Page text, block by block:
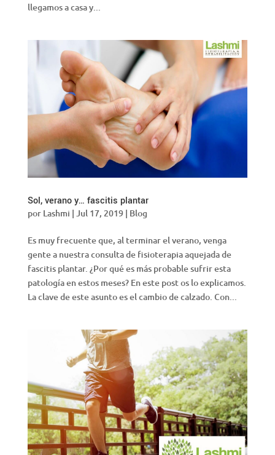
llegamos a casa y...
Sol, verano y… fascitis plantar
por Lashmi | Jul 17, 2019| Blog
Es muy frecuente que, al terminar el verano, venga
gente a nuestra consulta de fisioterapia aquejada de
fascitis plantar. ¿Por qué es más probable sufrir esta
patología en estos meses? En este post os lo explicamos.
La clave de este asunto es el cambio de calzado. Con...